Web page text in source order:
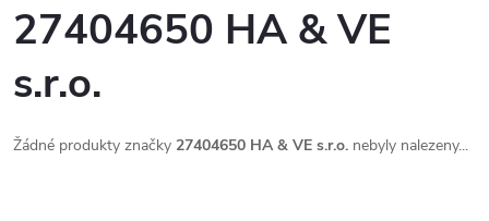
27404650 HA & VE
s.r.o.
Žádné produkty značky 27404650 HA & VE s.r.o. nebyly nalezeny...